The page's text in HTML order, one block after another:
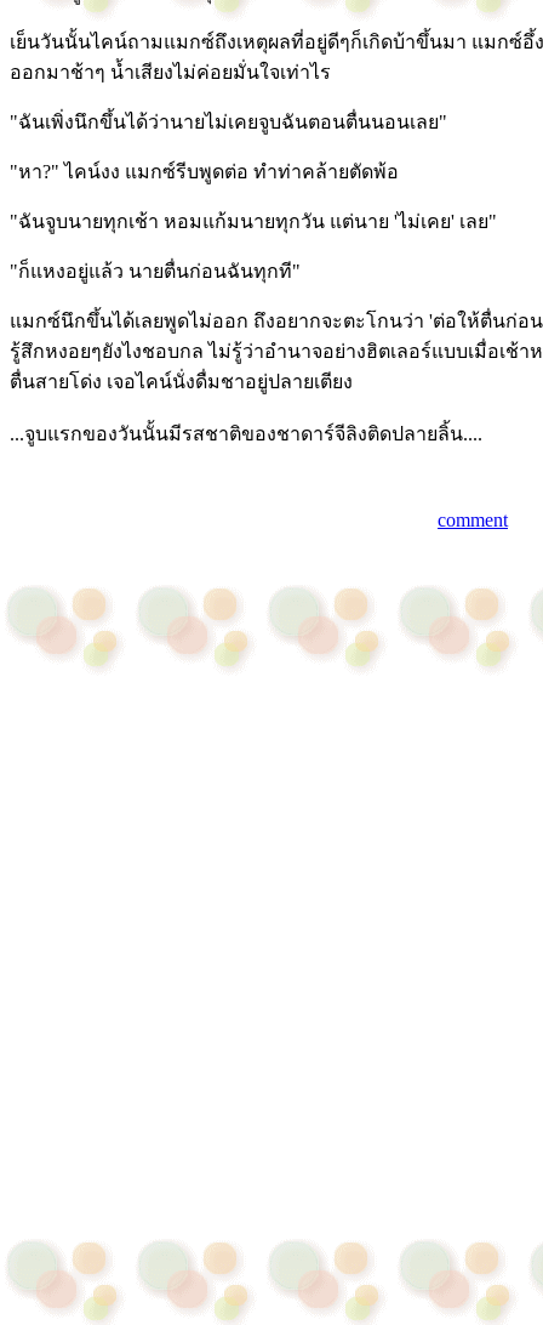
เย็นวันนั้นไคน์ถามแมกซ์ถึงเหตุผลที่อยู่ดีๆก็เกิดบ้าขึ้นมา แมกซ์
ออกมาช้าๆ น้ำเสียงไม่ค่อยมั่นใจเท่าไร
"ฉันเพิ่งนึกขึ้นได้ว่านายไม่เคยจูบฉันตอนตื่นนอนเลย"
"หา?" ไคน์งง แมกซ์รีบพูดต่อ ทำท่าคล้ายตัดพ้อ
"ฉันจูบนายทุกเช้า หอมแก้มนายทุกวัน แต่นาย 'ไม่เคย' เลย"
"ก็แหงอยู่แล้ว นายตื่นก่อนฉันทุกที"
แมกซ์นึกขึ้นได้เลยพูดไม่ออก ถึงอยากจะตะโกนว่า 'ต่อให้ตื่นก่
รู้สึกหงอยๆยังไงชอบกล ไม่รู้ว่าอำนาจอย่างฮิตเลอร์แบบเมื่อเ
ตื่นสายโด่ง เจอไคน์นั่งดื่มชาอยู่ปลายเตียง
...จูบแรกของวันนั้นมีรสชาติของชาดาร์จีลิงติดปลายลิ้น....
comment